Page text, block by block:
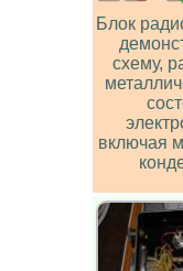
Блок
схему,
включая